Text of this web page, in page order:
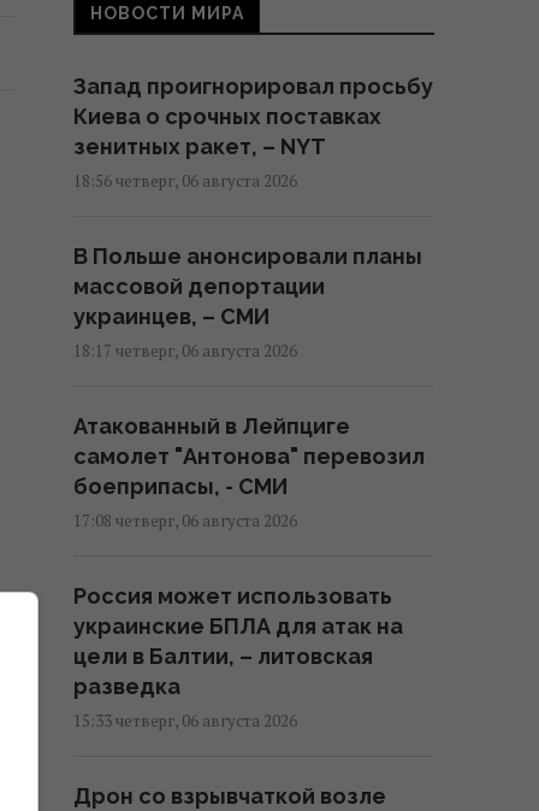
НОВОСТИ МИРА
Запад проигнорировал просьбу
Киева о срочных поставках
зенитных ракет, – NYT
18:56 четверг, 06 августа 2026
В Польше анонсировали планы
массовой депортации
украинцев, – СМИ
18:17 четверг, 06 августа 2026
Атакованный в Лейпциге
самолет "Антонова" перевозил
боеприпасы, - СМИ
17:08 четверг, 06 августа 2026
Россия может использовать
украинские БПЛА для атак на
цели в Балтии, – литовская
разведка
15:33 четверг, 06 августа 2026
Дрон со взрывчаткой возле